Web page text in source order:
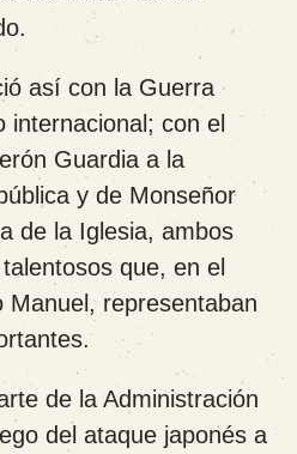
así con la Guerra
internacional; con el
Guardia a la
y de Monseñor
de la Iglesia, ambos
que, en el
Manuel, representaban
de la Administración
del ataque japonés a